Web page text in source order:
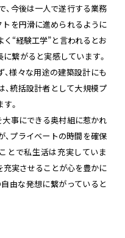
、今後は一人で遂行する業務
トを円滑に進められるように
“経験工学”と言われるとお
繋がると実感しています。
様々な用途の建築設計にも
統括設計者として大規模プ
。
大事にできる奥村組に惹かれ
、プライベートの時間を確保
とで私生活は充実していま
充実させることが心を豊かに
自由な発想に繋がっていると